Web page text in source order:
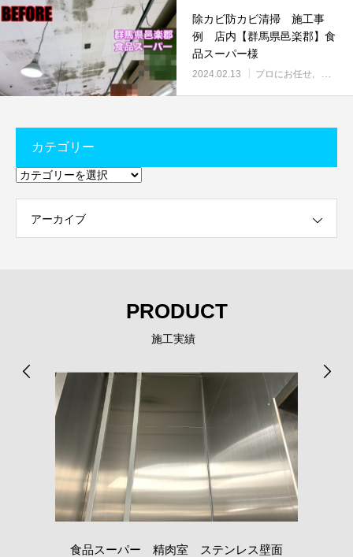
除カビ防カビ清掃 施工事
例 店内【群馬県邑楽郡】食
品スーパー様
2024.02.13 プロにお任せ 弊社の
カテゴリー
カ
テ
アーカイブ
PRODUCT
施工実績
食品スーパー 精肉室 ステンレス壁面